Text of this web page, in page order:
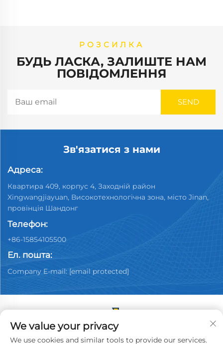
РОЗСИЛКА
БУДЬ ЛАСКА, ЗАЛИШТЕ НАМ
ПОВІДОМЛЕННЯ
Зв'язатися з нами
Адреса:
Квартира 409, корпус 4, Заходній район
Xingwangjiayuan, Високотехнологічна зона, місто Jinan,
провінція Шандонг
Телефон:
+86-15854105500
Ел. пошта:
Company E-mail: [email protected]
Copyright © 2025 China Jinan Youpin Used Car
We value your privacy
We use cookies and similar tools to provide our services.